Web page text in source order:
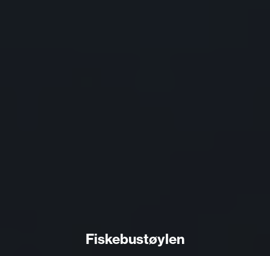
Fiskebustøylen